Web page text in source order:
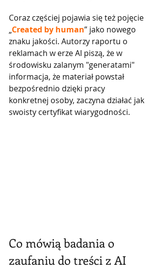
Coraz częściej pojawia się też pojęcie
„Created by human” jako nowego
znaku jakości. Autorzy raportu o
reklamach w erze AI piszą, że w
środowisku zalanym "generatami"
informacja, że materiał powstał
bezpośrednio dzięki pracy
konkretnej osoby, zaczyna działać jak
swoisty certyfikat wiarygodności.
Co mówią badania o
zaufaniu do treści z AI